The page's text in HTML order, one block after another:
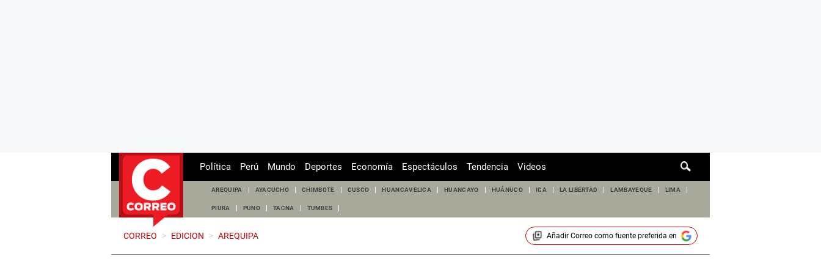
de
Política Perú Mundo Deportes Economía Espectáculos Tendencia Videos
AREQUIPA AYACUCHO CHIMBOTE CUSCO HUANCAVELICA HUANCAYO HUÁNUCO ICA LA LIBERTAD LAMBAYEQUE LIMA
PIURA PUNO TACNA TUMBES
CORREO > EDICION > AREQUIPA Añadir Correocomo fuente preferida en